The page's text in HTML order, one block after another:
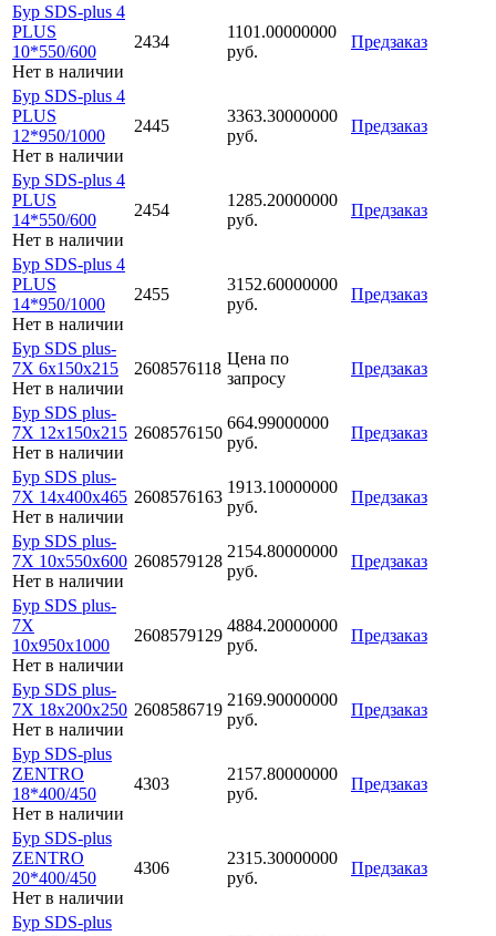
Бур SDS-plus 4
PLUS
10*550/600
Нет в наличии
2434
1101.00000000
руб.
Предзаказ
Бур SDS-plus 4
PLUS
12*950/1000
Нет в наличии
2445
3363.30000000
руб.
Предзаказ
Бур SDS-plus 4
PLUS
14*550/600
Нет в наличии
2454
1285.20000000
руб.
Предзаказ
Бур SDS-plus 4
PLUS
14*950/1000
Нет в наличии
2455
3152.60000000
руб.
Предзаказ
Бур SDS plus-
7X 6x150x215
Нет в наличии
2608576118
Цена по
запросу
Предзаказ
Бур SDS plus-
7X 12x150x215
Нет в наличии
2608576150
664.99000000
руб.
Предзаказ
Бур SDS plus-
7X 14x400x465
Нет в наличии
2608576163
1913.10000000
руб.
Предзаказ
Бур SDS plus-
7X 10x550x600
Нет в наличии
2608579128
2154.80000000
руб.
Предзаказ
Бур SDS plus-
7X
10x950x1000
Нет в наличии
2608579129
4884.20000000
руб.
Предзаказ
Бур SDS plus-
7X 18x200x250
Нет в наличии
2608586719
2169.90000000
руб.
Предзаказ
Бур SDS-plus
ZENTRO
18*400/450
Нет в наличии
4303
2157.80000000
руб.
Предзаказ
Бур SDS-plus
ZENTRO
20*400/450
Нет в наличии
4306
2315.30000000
руб.
Предзаказ
Бур SDS-plus